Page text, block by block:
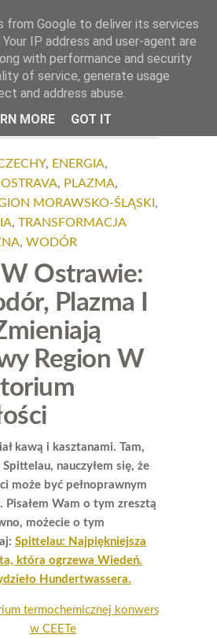
Obiektywu.
, ENERGIA,
OSTRAVA, PLAZMA,
MORAWSKO-ŚLĄSKI ,
, TRANSFORMACJA
, WODÓR
W Ostrawie:
Plazma I
Region W
kawą i kasztanami. Tam,
nauczyłem się, że
może być pełnoprawnym
Pisałem Wam o tym zresztą
możecie o tym
Spittelau: Najpiękniejsza
która ogrzewa Wiedeń.
Hundertwassera.
from Google to deliver its services
IP address and user-agent are
with performance and security
of service, generate usage
and address abuse.
MORE
GOT IT